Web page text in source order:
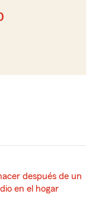
después de un
en el hogar